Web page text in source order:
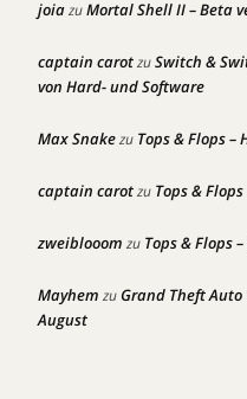
joiazuMortal Shell II – Beta
captain carotzuSwitch &
von Hard- und Software
Max Snakezu Tops & Flops –
captain carotzu Tops &
zweiblooom zu Tops & Flops
Mayhem zuGrand Theft Auto
August